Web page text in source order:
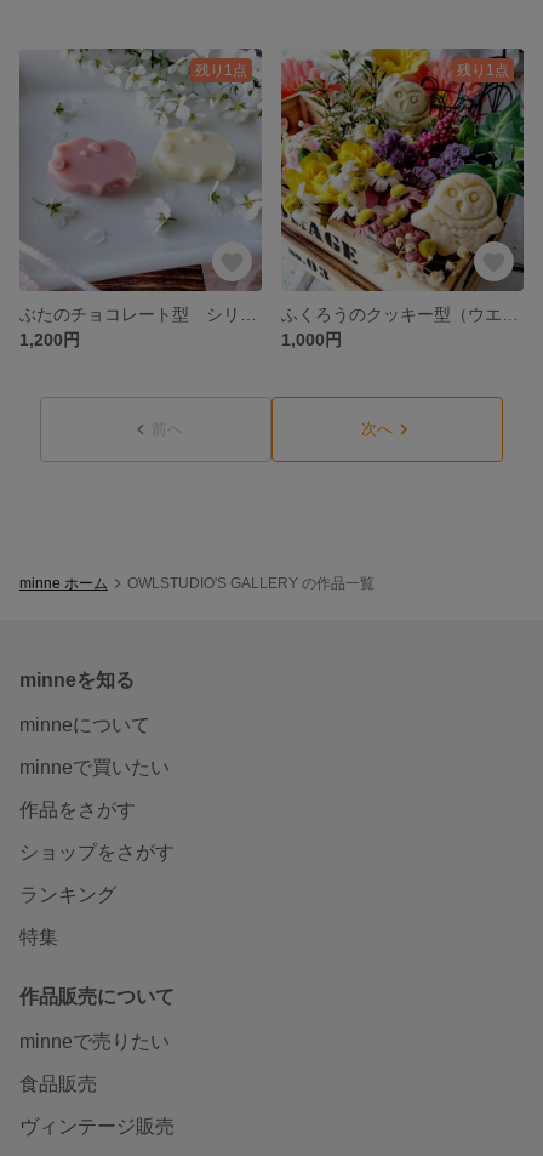
残り1点
1,200円
残り1点
1,000円
前へ 次へ
minne ホーム OWLSTUDIO'S GALLERY の作品一覧
minneを知る
minneについて
minneで買いたい
作品をさがす
ショップをさがす
ランキング
特集
作品販売について
minneで売りたい
食品販売
ヴィンテージ販売